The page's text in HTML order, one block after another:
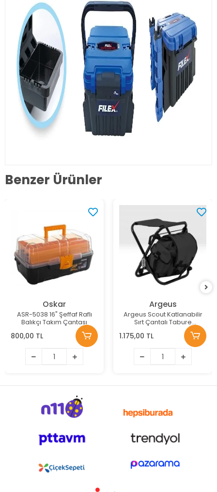
Benzer Ürünler
Oskar
ASR-5038 16" Şeffaf Raflı
Balıkçı Takım Çantası
800,00 TL
Argeus
Argeus Scout Katlanabilir
Sırt Çantalı Tabure
1.175,00 TL